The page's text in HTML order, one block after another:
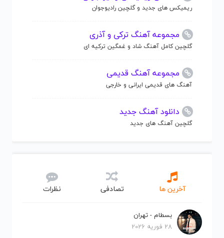
ریمیکس های جدید و گلچین رادیوجوان
مجموعه آهنگ ترکی و آذری
گلچین کامل آهنگ شاد و غمگین ترکیه ای
مجموعه آهنگ قدیمی
آهنگ های قدیمی ایرانی و خارجی
دانلود آهنگ جدید
گلچین آهنگ های جدید
آخرین ها تصادفی نظرات
بسطام - تهران
28 فوریه 2026